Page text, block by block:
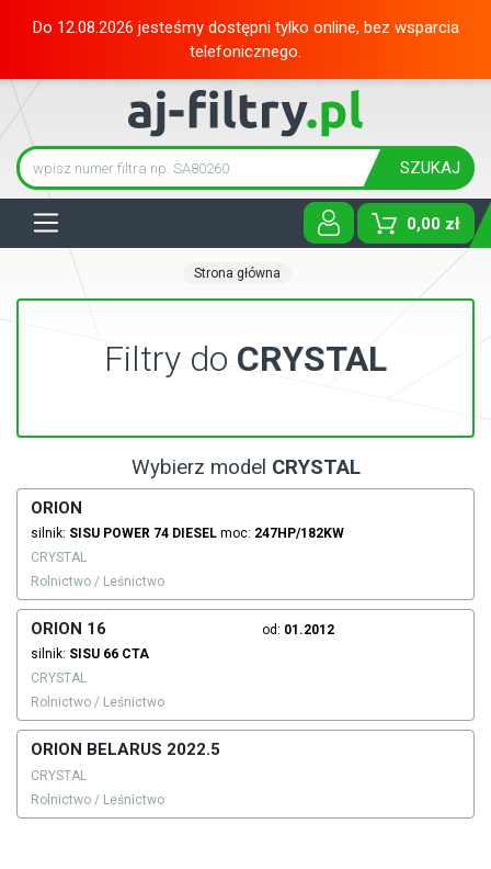
Do 12.08.2026 jesteśmy dostępni tylko online, bez wsparcia
telefonicznego.
SZUKAJ
0,00 zł
Strona główna
Filtry do CRYSTAL
Wybierz model CRYSTAL
ORION
silnik: SISU POWER 74 DIESEL moc: 247HP/182KW
CRYSTAL
Rolnictwo / Leśnictwo
ORION 16 od: 01.2012
silnik: SISU 66 CTA
CRYSTAL
Rolnictwo / Leśnictwo
ORION BELARUS 2022.5
CRYSTAL
Rolnictwo / Leśnictwo